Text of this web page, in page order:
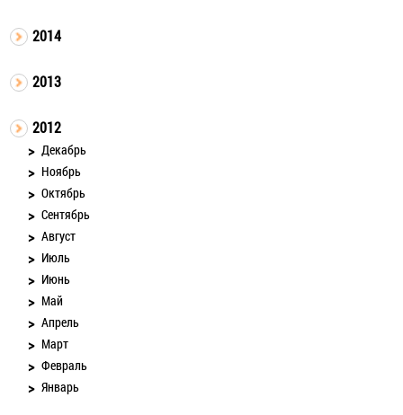
2014
2013
2012
Декабрь
Ноябрь
Октябрь
Сентябрь
Август
Июль
Июнь
Май
Апрель
Март
Февраль
Январь